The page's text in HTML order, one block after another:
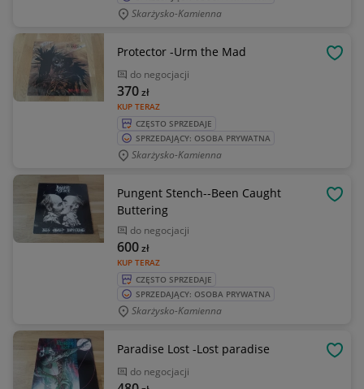
Skarżysko-Kamienna
Protector -Urm the Mad
do negocjacji
KUP TERAZ
370zł
CZĘSTO SPRZEDAJE
SPRZEDAJĄCY: OSOBA PRYWATNA
Skarżysko-Kamienna
Pungent Stench--Been Caught
Buttering
do negocjacji
KUP TERAZ
600zł
CZĘSTO SPRZEDAJE
SPRZEDAJĄCY: OSOBA PRYWATNA
Skarżysko-Kamienna
Paradise Lost -Lost paradise
do negocjacji